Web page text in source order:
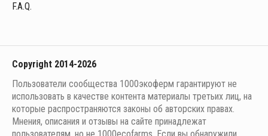
F.A.Q.
Copyright 2014-2026
Пользователи сообщества 1000экоферм гарантируют не
использовать в качестве контента материалы третьих лиц, на
которые распространяются законы об авторских правах.
Мнения, описания и отзывы на сайте принадлежат